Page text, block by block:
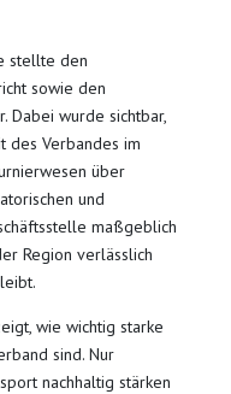
stellte den
sowie den
Dabei wurde sichtbar,
des Verbandes im
über
und
maßgeblich
Region verlässlich
wie wichtig starke
sind. Nur
nachhaltig stärken